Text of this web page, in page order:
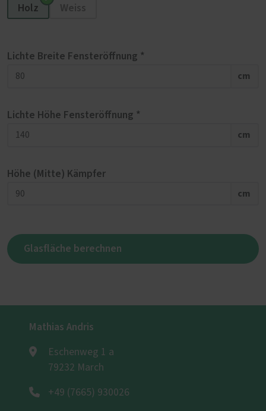
Holz
Lichte Breite Fensteröffnung *
cm
Lichte Höhe Fensteröffnung *
cm
Höhe (Mitte) Kämpfer
cm
Glasfläche berechnen
Mathias Andris
Eschenweg 1 a
79232 March
+49 (7665) 930026